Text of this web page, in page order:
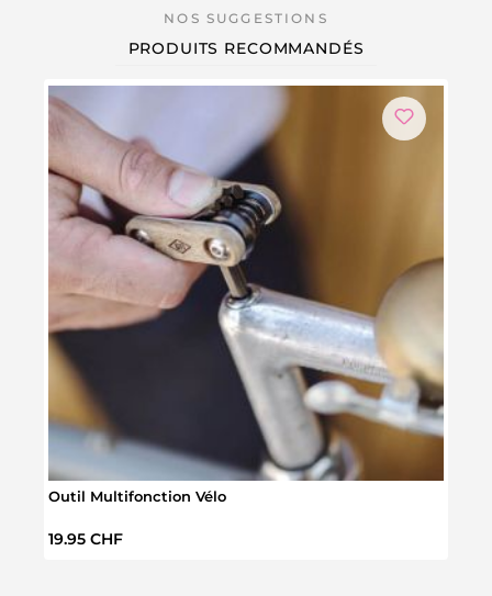
PRODUITS RECOMMANDÉS
Outil Multifonction Vélo
Prix régulier :
19.95 CHF